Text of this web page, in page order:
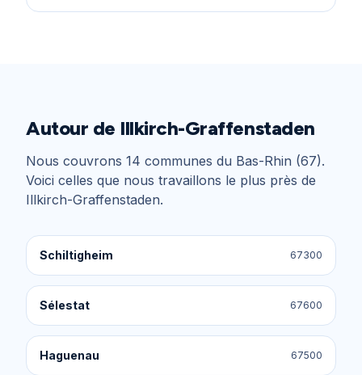
Autour de Illkirch-Graffenstaden
Nous couvrons 14 communes du Bas-Rhin (67).
Voici celles que nous travaillons le plus près de
Illkirch-Graffenstaden.
Schiltigheim 67300
Sélestat 67600
Haguenau 67500